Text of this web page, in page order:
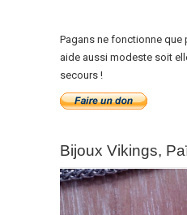
Pagans ne fonctionne que
aide aussi modeste soit
secours !
Bijoux Vikings,